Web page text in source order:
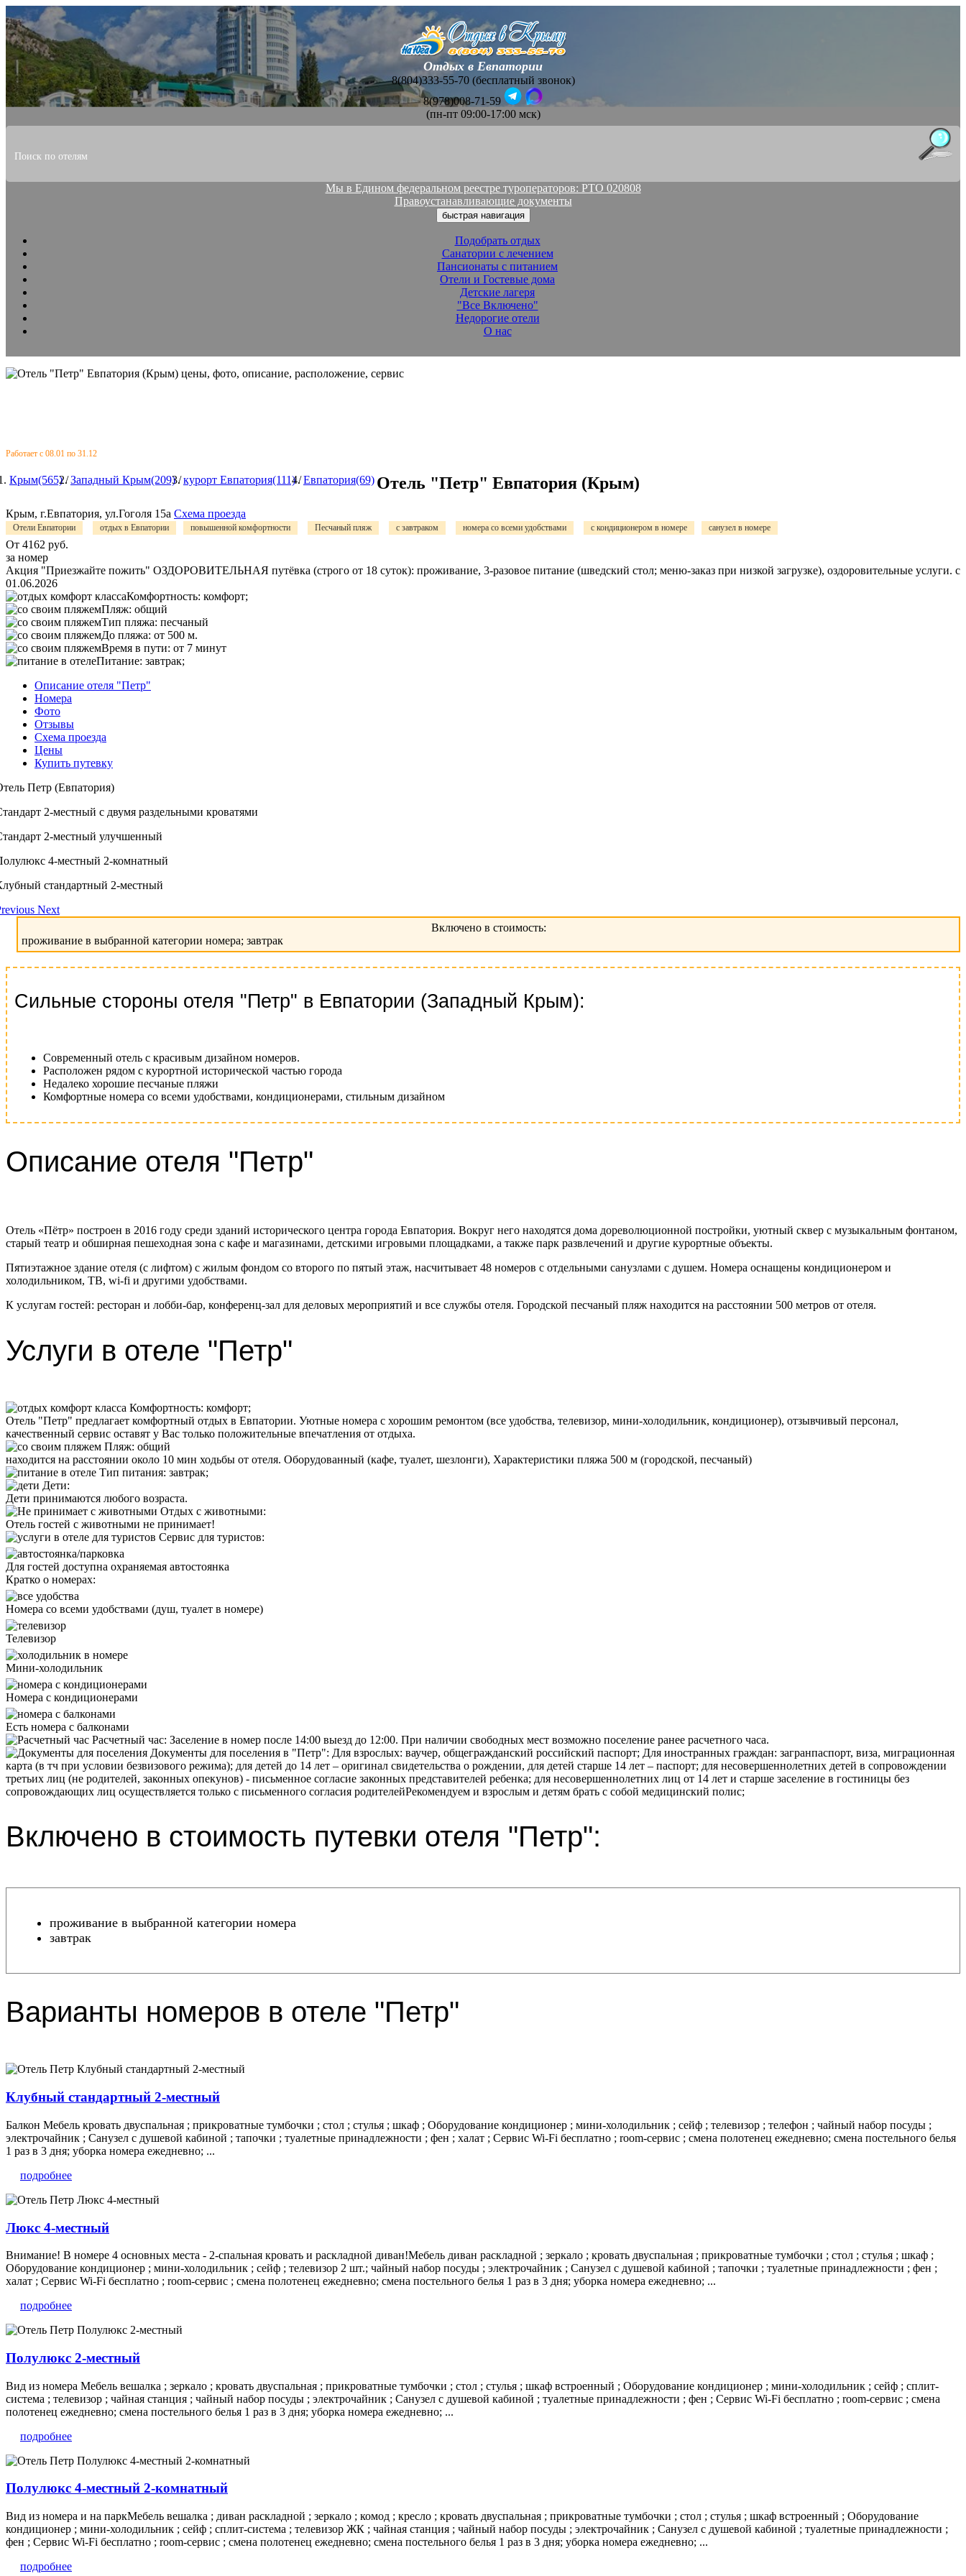
Отдых в Евпатории
8(804)333-55-70 (бесплатный звонок)
8(978)008-71-59
(пн-пт 09:00-17:00 мск)
Мы в Едином федеральном реестре туроператоров: РТО 020808
Правоустанавливающие документы
быстрая навигация
Подобрать отдых
Санатории с лечением
Пансионаты с питанием
Отели и Гостевые дома
Детские лагеря
"Все Включено"
Недорогие отели
О нас
Работает с 08.01 по 31.12
Крым(565)/Западный Крым(209)/курорт Евпатория(111)/Евпатория(69) Отель "Петр" Евпатория (Крым)
Крым, г.Евпатория, ул.Гоголя 15а Схема проезда
Отели Евпатории отдых в Евпатории повышенной комфортности Песчаный пляж с завтраком номера со всеми удобствами с кондиционером в номере санузел в номере
От 4162 руб.
за номер
Акция "Приезжайте пожить" ОЗДОРОВИТЕЛЬНАЯ путёвка (строго от 18 суток): проживание, 3-разовое питание (шведский стол; меню-заказ при низкой загрузке), оздоровительные услуги. с
01.06.2026
Комфортность: комфорт;
Пляж: общий
Тип пляжа: песчаный
До пляжа: от 500 м.
Время в пути: от 7 минут
Питание: завтрак;
Описание отеля "Петр"
Номера
Фото
Отзывы
Схема проезда
Цены
Купить путевку
Петр (Евпатория)
2-местный с двумя раздельными кроватями
2-местный улучшенный
4-местный 2-комнатный
стандартный 2-местный
Next
Включено в стоимость:
проживание в выбранной категории номера; завтрак
Сильные стороны отеля "Петр" в Евпатории (Западный Крым):
Современный отель с красивым дизайном номеров.
Расположен рядом с курортной исторической частью города
Недалеко хорошие песчаные пляжи
Комфортные номера со всеми удобствами, кондиционерами, стильным дизайном
Описание отеля "Петр"
Отель «Пётр» построен в 2016 году среди зданий исторического центра города Евпатория. Вокруг него находятся дома дореволюционной постройки, уютный сквер с музыкальным фонтаном,
старый театр и обширная пешеходная зона с кафе и магазинами, детскими игровыми площадками, а также парк развлечений и другие курортные объекты.
Пятиэтажное здание отеля (с лифтом) с жилым фондом со второго по пятый этаж, насчитывает 48 номеров с отдельными санузлами с душем. Номера оснащены кондиционером и
холодильником, ТВ, wi-fi и другими удобствами.
К услугам гостей: ресторан и лобби-бар, конференц-зал для деловых мероприятий и все службы отеля. Городской песчаный пляж находится на расстоянии 500 метров от отеля.
Услуги в отеле "Петр"
Комфортность: комфорт;
Отель "Петр" предлагает комфортный отдых в Евпатории. Уютные номера с хорошим ремонтом (все удобства, телевизор, мини-холодильник, кондиционер), отзывчивый персонал,
качественный сервис оставят у Вас только положительные впечатления от отдыха.
Пляж: общий
находится на расстоянии около 10 мин ходьбы от отеля. Оборудованный (кафе, туалет, шезлонги), Характеристики пляжа 500 м (городской, песчаный)
Тип питания: завтрак;
Дети:
Дети принимаются любого возраста.
Отдых с животными:
Отель гостей с животными не принимает!
Сервис для туристов:
Для гостей доступна охраняемая автостоянка
Кратко о номерах:
Номера со всеми удобствами (душ, туалет в номере)
Телевизор
Мини-холодильник
Номера с кондиционерами
Есть номера с балконами
Расчетный час: Заселение в номер после 14:00 выезд до 12:00. При наличии свободных мест возможно поселение ранее расчетного часа.
Документы для поселения в "Петр": Для взрослых: ваучер, общегражданский российский паспорт; Для иностранных граждан: загранпаспорт, виза, миграционная
карта (в тч при условии безвизового режима); для детей до 14 лет – оригинал свидетельства о рождении, для детей старше 14 лет – паспорт; для несовершеннолетних детей в сопровождении
третьих лиц (не родителей, законных опекунов) - письменное согласие законных представителей ребенка; для несовершеннолетних лиц от 14 лет и старше заселение в гостиницы без
сопровождающих лиц осуществляется только с письменного согласия родителейРекомендуем и взрослым и детям брать с собой медицинский полис;
Включено в стоимость путевки отеля "Петр":
проживание в выбранной категории номера
завтрак
Варианты номеров в отеле "Петр"
Клубный стандартный 2-местный
Балкон Мебель кровать двуспальная ; прикроватные тумбочки ; стол ; стулья ; шкаф ; Оборудование кондиционер ; мини-холодильник ; сейф ; телевизор ; телефон ; чайный набор посуды ;
электрочайник ; Санузел с душевой кабиной ; тапочки ; туалетные принадлежности ; фен ; халат ; Сервис Wi-Fi бесплатно ; room-сервис ; смена полотенец ежедневно; смена постельного белья
1 раз в 3 дня; уборка номера ежедневно; ...
подробнее
Люкс 4-местный
Внимание! В номере 4 основных места - 2-спальная кровать и раскладной диван!Мебель диван раскладной ; зеркало ; кровать двуспальная ; прикроватные тумбочки ; стол ; стулья ; шкаф ;
Оборудование кондиционер ; мини-холодильник ; сейф ; телевизор 2 шт.; чайный набор посуды ; электрочайник ; Санузел с душевой кабиной ; тапочки ; туалетные принадлежности ; фен ;
халат ; Сервис Wi-Fi бесплатно ; room-сервис ; смена полотенец ежедневно; смена постельного белья 1 раз в 3 дня; уборка номера ежедневно; ...
подробнее
Полулюкс 2-местный
Вид из номера Мебель вешалка ; зеркало ; кровать двуспальная ; прикроватные тумбочки ; стол ; стулья ; шкаф встроенный ; Оборудование кондиционер ; мини-холодильник ; сейф ; сплит-
система ; телевизор ; чайная станция ; чайный набор посуды ; электрочайник ; Санузел с душевой кабиной ; туалетные принадлежности ; фен ; Сервис Wi-Fi бесплатно ; room-сервис ; смена
полотенец ежедневно; смена постельного белья 1 раз в 3 дня; уборка номера ежедневно; ...
подробнее
Полулюкс 4-местный 2-комнатный
Вид из номера и на паркМебель вешалка ; диван раскладной ; зеркало ; комод ; кресло ; кровать двуспальная ; прикроватные тумбочки ; стол ; стулья ; шкаф встроенный ; Оборудование
кондиционер ; мини-холодильник ; сейф ; сплит-система ; телевизор ЖК ; чайная станция ; чайный набор посуды ; электрочайник ; Санузел с душевой кабиной ; туалетные принадлежности ;
фен ; Сервис Wi-Fi бесплатно ; room-сервис ; смена полотенец ежедневно; смена постельного белья 1 раз в 3 дня; уборка номера ежедневно; ...
подробнее